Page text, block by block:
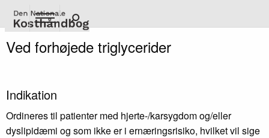
hovedindhold
Ved forhøjede triglycerider
Indikation
Ordineres til patienter med hjerte-/karsygdom og/eller
dyslipidæmi og som ikke er i ernæringsrisiko, hvilket vil sige